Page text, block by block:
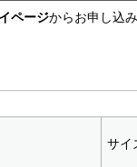
ページからお申し込
サイ